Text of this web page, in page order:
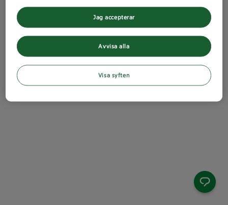
Avvisa alla
Jag accepterar
Visa syften